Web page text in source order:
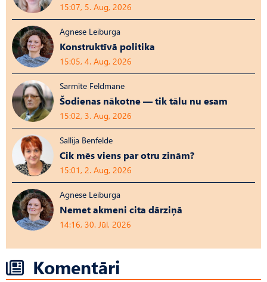
15:07, 5. Aug, 2026
Agnese Leiburga
Konstruktīvā politika
15:05, 4. Aug, 2026
Sarmīte Feldmane
Šodienas nākotne — tik tālu nu esam
15:02, 3. Aug, 2026
Sallija Benfelde
Cik mēs viens par otru zinām?
15:01, 2. Aug, 2026
Agnese Leiburga
Nemet akmeni cita dārziņā
14:16, 30. Jūl, 2026
Komentāri